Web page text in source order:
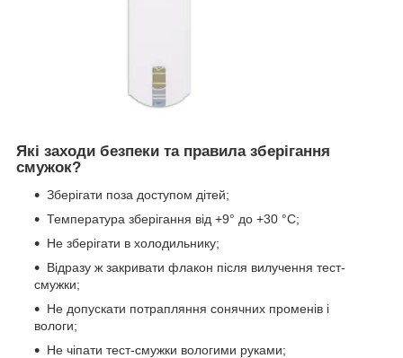
Які заходи безпеки та правила зберігання
смужок?
Зберігати поза доступом дітей;
Температура зберігання від +9° до +30 °C;
Не зберігати в холодильнику;
Відразу ж закривати флакон після вилучення тест-
смужки;
Не допускати потрапляння сонячних променів і
вологи;
Не чіпати тест-смужки вологими руками;